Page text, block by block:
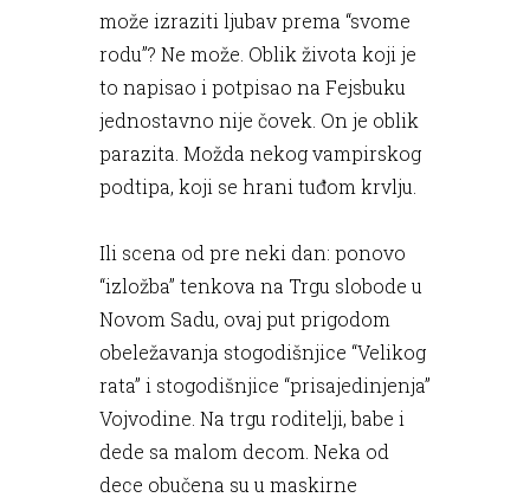
može izraziti ljubav prema “svome
rodu”? Ne može. Oblik života koji je
to napisao i potpisao na Fejsbuku
jednostavno nije čovek. On je oblik
parazita. Možda nekog vampirskog
podtipa, koji se hrani tuđom krvlju.
Ili scena od pre neki dan: ponovo
“izložba” tenkova na Trgu slobode u
Novom Sadu, ovaj put prigodom
obeležavanja stogodišnjice “Velikog
rata” i stogodišnjice “prisajedinjenja”
Vojvodine. Na trgu roditelji, babe i
dede sa malom decom. Neka od
dece obučena su u maskirne